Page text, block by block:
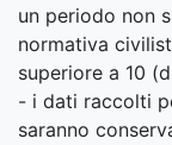
un periodo non
normativa
superiore a 10
- i dati raccolti
saranno